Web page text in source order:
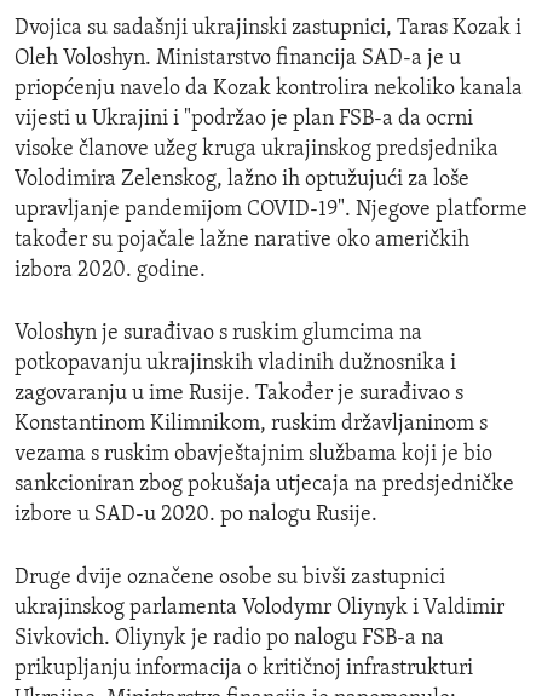
Dvojica su sadašnji ukrajinski zastupnici, Taras Kozak i
Oleh Voloshyn. Ministarstvo financija SAD-a je u
priopćenju navelo da Kozak kontrolira nekoliko kanala
vijesti u Ukrajini i "podržao je plan FSB-a da ocrni
visoke članove užeg kruga ukrajinskog predsjednika
Volodimira Zelenskog, lažno ih optužujući za loše
upravljanje pandemijom COVID-19". Njegove platforme
također su pojačale lažne narative oko američkih
izbora 2020. godine.
Voloshyn je surađivao s ruskim glumcima na
potkopavanju ukrajinskih vladinih dužnosnika i
zagovaranju u ime Rusije. Također je surađivao s
Konstantinom Kilimnikom, ruskim državljaninom s
vezama s ruskim obavještajnim službama koji je bio
sankcioniran zbog pokušaja utjecaja na predsjedničke
izbore u SAD-u 2020. po nalogu Rusije.
Druge dvije označene osobe su bivši zastupnici
ukrajinskog parlamenta Volodymr Oliynyk i Valdimir
Sivkovich. Oliynyk je radio po nalogu FSB-a na
prikupljanju informacija o kritičnoj infrastrukturi